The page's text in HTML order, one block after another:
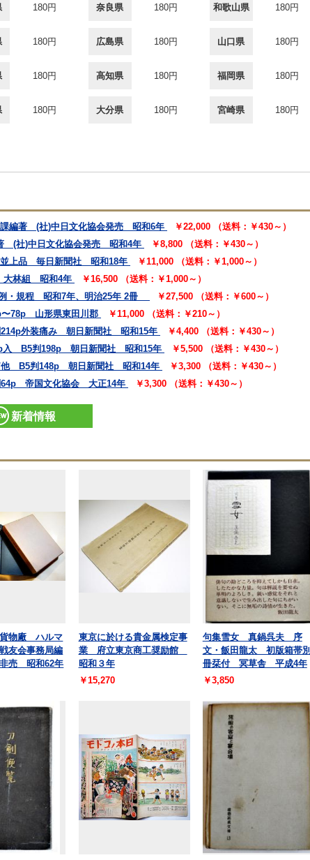
180円 奈良県 180円 和歌山県 180円
180円 広島県 180円 山口県 180円
180円 高知県 180円 福岡県 180円
180円 大分県 180円 宮崎県 180円
編著 (社)中日文化協会発売 昭和6年
￥22,000 （送料：￥430～）
(社)中日文化協会発売 昭和4年
￥8,800 （送料：￥430～）
並上品 毎日新聞社 昭和18年
￥11,000 （送料：￥1,000～）
大林組 昭和4年
￥16,500 （送料：￥1,000～）
例・規程 昭和7年、明治25年 2冊
￥27,500 （送料：￥600～）
〜78p 山形県東田川郡
￥11,000 （送料：￥210～）
214p外装痛み 朝日新聞社 昭和15年
￥4,400 （送料：￥430～）
7p入 B5判198p 朝日新聞社 昭和15年
￥5,500 （送料：￥430～）
/他 B5判148p 朝日新聞社 昭和14年
￥3,300 （送料：￥430～）
64p 帝国文化協会 大正14年
￥3,300 （送料：￥430～）
新着情報
物廠 ハルマ
友会事務局編
売 昭和62年
東京に於ける貴金属検定事
業 府立東京商工奨励館
昭和３年
￥15,270
句集雪女 真鍋呉夫 序
文・飯田龍太 初版箱帯別
冊栞付 冥草舎 平成4年
￥3,850